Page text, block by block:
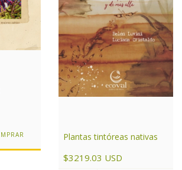
Plantas tintóreas nativas
$3219.03 USD